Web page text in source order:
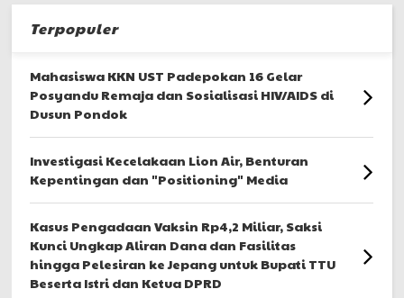
Terpopuler
Mahasiswa KKN UST Padepokan 16 Gelar
Posyandu Remaja dan Sosialisasi HIV/AIDS di
Dusun Pondok
Investigasi Kecelakaan Lion Air, Benturan
Kepentingan dan "Positioning" Media
Kasus Pengadaan Vaksin Rp4,2 Miliar, Saksi
Kunci Ungkap Aliran Dana dan Fasilitas
hingga Pelesiran ke Jepang untuk Bupati TTU
Beserta Istri dan Ketua DPRD